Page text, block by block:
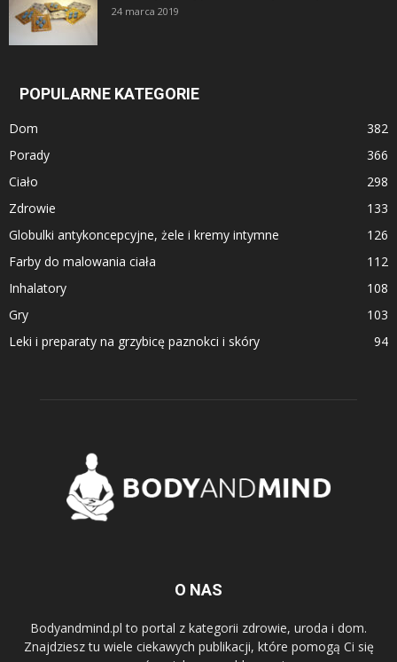
24 marca 2019
POPULARNE KATEGORIE
Dom
382
Porady
366
Ciało
298
Zdrowie
133
Globulki antykoncepcyjne, żele i kremy intymne
126
Farby do malowania ciała
112
Inhalatory
108
Gry
103
Leki i preparaty na grzybicę paznokci i skóry
94
O NAS
Bodyandmind.pl to portal z kategorii zdrowie, uroda i dom.
Znajdziesz tu wiele ciekawych publikacji, które pomogą Ci się